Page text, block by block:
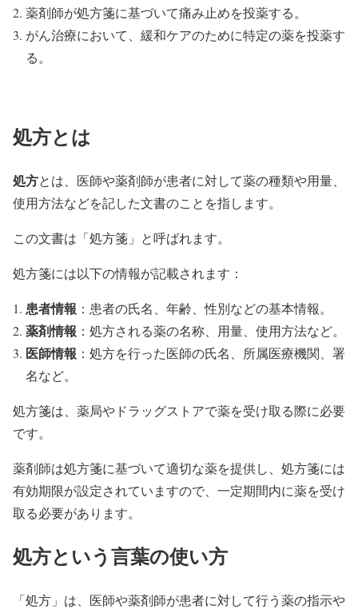
薬剤師が処方箋に基づいて痛み止めを投薬する。
がん治療において、緩和ケアのために特定の薬を投薬す
る。
処方とは
処方とは、医師や薬剤師が患者に対して薬の種類や用量、
使用方法などを記した文書のことを指します。
この文書は「処方箋」と呼ばれます。
処方箋には以下の情報が記載されます：
患者情報 ：患者の氏名、年齢、性別などの基本情報。
薬剤情報 ：処方される薬の名称、用量、使用方法など。
医師情報 ：処方を行った医師の氏名、所属医療機関、署
名など。
処方箋は、薬局やドラッグストアで薬を受け取る際に必要
です。
薬剤師は処方箋に基づいて適切な薬を提供し、処方箋には
有効期限が設定されていますので、一定期間内に薬を受け
取る必要があります。
処方という言葉の使い方
「処方」は、医師や薬剤師が患者に対して行う薬の指示や